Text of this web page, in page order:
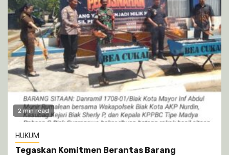
2 min read
HUKUM
Tegaskan Komitmen Berantas Barang